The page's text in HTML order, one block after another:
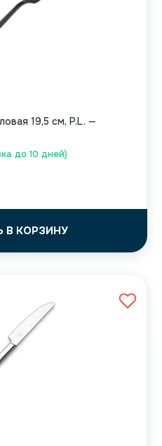
до 10 дней)
19,5 см, P.L. —
В КОРЗИНУ